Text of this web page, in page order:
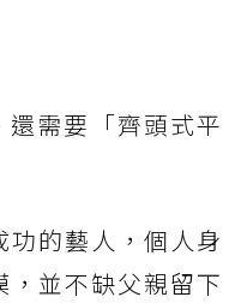
需要「齊頭式平
的藝人，個人身
，並不缺父親留下